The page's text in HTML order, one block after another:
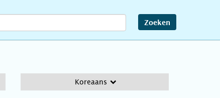
Zoeken
Koreaans